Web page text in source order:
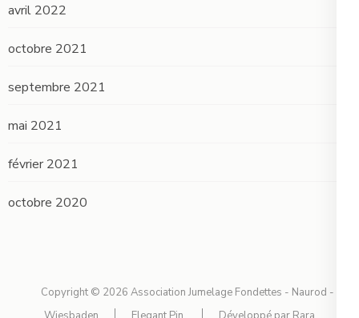
avril 2022
octobre 2021
septembre 2021
mai 2021
février 2021
octobre 2020
Copyright © 2026 Association Jumelage Fondettes - Naurod -